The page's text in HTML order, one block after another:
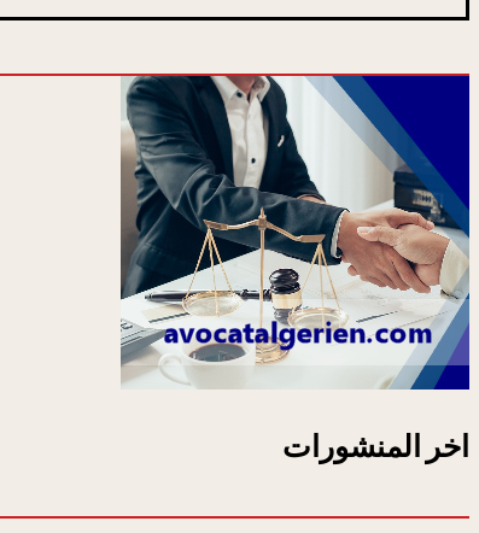
اخر المنشورات